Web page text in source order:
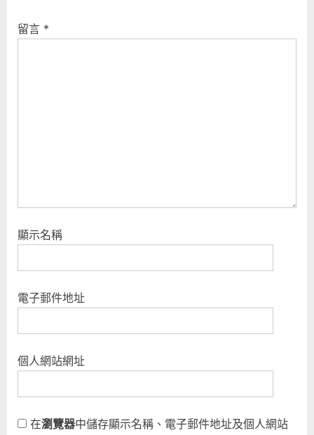
留言 *
顯示名稱
電子郵件地址
個人網站網址
在瀏覽器中儲存顯示名稱、電子郵件地址及個人網站